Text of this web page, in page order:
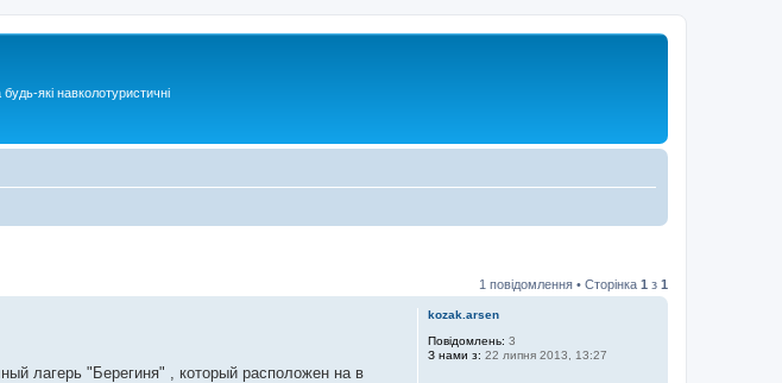
які навколотуристичні
1 повідомлення • Сторінка 1 з 1
kozak.arsen
Повідомлень: 3
З нами з: 22 липня 2013, 13:27
лагерь "Берегиня" , который расположен на в